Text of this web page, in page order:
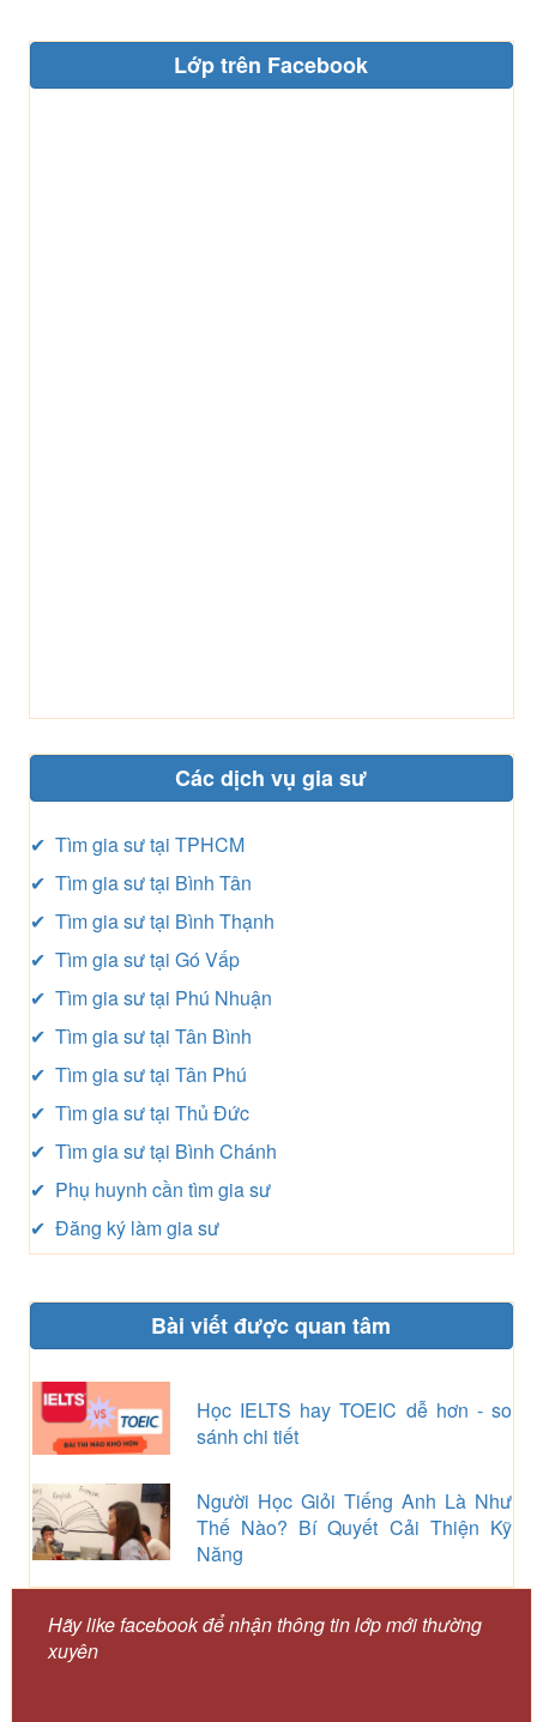
Lớp trên Facebook
Các dịch vụ gia sư
✔ Tìm gia sư tại TPHCM
✔ Tìm gia sư tại Bình Tân
✔ Tìm gia sư tại Bình Thạnh
✔ Tìm gia sư tại Gó Vấp
✔ Tìm gia sư tại Phú Nhuận
✔ Tìm gia sư tại Tân Bình
✔ Tìm gia sư tại Tân Phú
✔ Tìm gia sư tại Thủ Đức
✔ Tìm gia sư tại Bình Chánh
✔ Phụ huynh cần tìm gia sư
✔ Đăng ký làm gia sư
Bài viết được quan tâm
Học IELTS hay TOEIC dễ hơn - so
sánh chi tiết
Người Học Giỏi Tiếng Anh Là Như
Thế Nào? Bí Quyết Cải Thiện Kỹ
Năng
Hãy like facebook để nhận thông tin lớp mới thường
xuyên